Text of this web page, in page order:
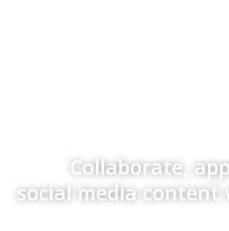
Collaborate,
social media